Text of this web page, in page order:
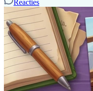
Reacties